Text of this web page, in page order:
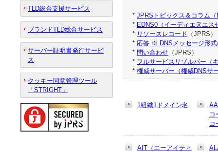
* JPRSトピックス＆コラム
* EDNS0（イーディエヌエス
* リソースレコード （JPRS）
* 応答 ※ DNSメッセージ形
* 問い合わせ （JPRS）
* フルサービスリゾルバー（
* 権威サーバー（権威DNSサ
1組織1ドメイン名
コ
コ
AIT（エーアイティ
TLD総合支援サービス
ブランドTLD総合サービス
サーバー証明書発行サービ
ス
クッキー同意管理ツール
「STRIGHT」